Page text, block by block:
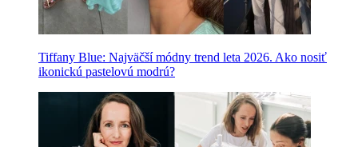
Tiffany Blue: Najväčší módny trend leta 2026. Ako nosiť
ikonickú pastelovú modrú?